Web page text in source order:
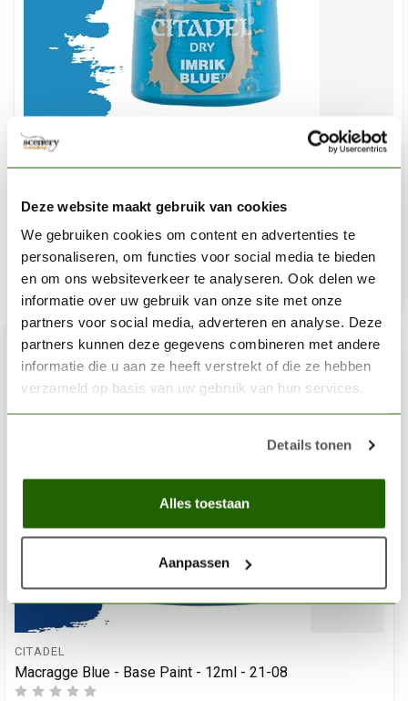
Deze website maakt gebruik van cookies
We gebruiken cookies om content en advertenties te
personaliseren, om functies voor social media te bieden
en om ons websiteverkeer te analyseren. Ook delen we
informatie over uw gebruik van onze site met onze
partners voor social media, adverteren en analyse. Deze
partners kunnen deze gegevens combineren met andere
informatie die u aan ze heeft verstrekt of die ze hebben
verzameld op basis van uw gebruik van hun services.
Details tonen
Alles toestaan
Aanpassen
CITADEL
Imrik Blue - Dry Paint - 12ml - 23-20
Op voorraad
CITADEL
Macragge Blue - Base Paint - 12ml - 21-08